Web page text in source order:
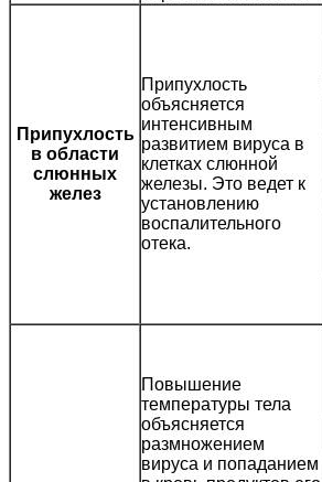
Припухлость
в области
слюнных
желез
Припухлость
объясняется
интенсивным
развитием вируса в
клетках слюнной
железы. Это ведет к
установлению
воспалительного
отека.
Повышение
температуры тела
объясняется
размножением
вируса и попаданием